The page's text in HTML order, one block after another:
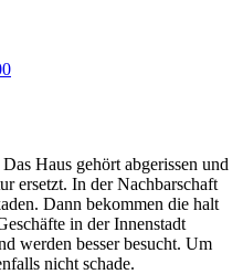
Haus gehört abgerissen und
ersetzt. In der Nachbarschaft
Dann bekommen die halt
in der Innenstadt
werden besser besucht. Um
nicht schade.